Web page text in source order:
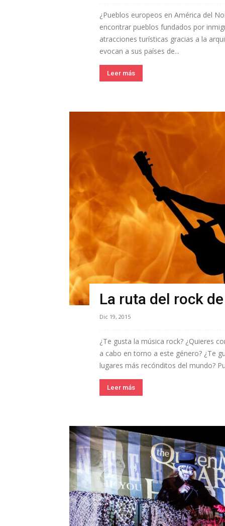
¿Pueblos europeos en América del
encontrar pueblos fundados por
atracciones turísticas gracias a la
evocan a sus países de...
Leer más
La ruta del rock
Dic 19, 2015
¿Te gusta la música rock? ¿Quieres
a cabo en torno a este género? ¿Te
lugares más recónditos del mundo?
Leer más